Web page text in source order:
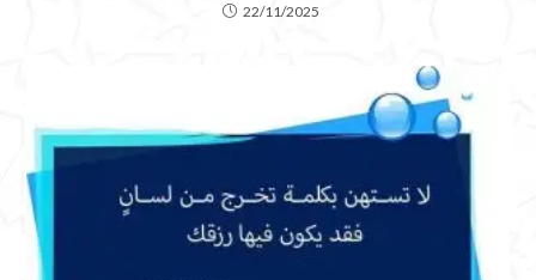
22/11/2025